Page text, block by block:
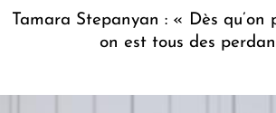
Tamara Stepanyan : « Dès qu’on
on est tous des